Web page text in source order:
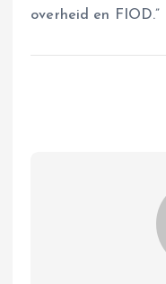
overheid en FIOD.”